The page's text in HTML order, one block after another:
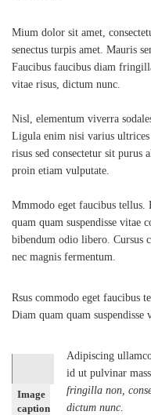
Mium dolor sit amet,
senectus turpis amet. Mauris
Faucibus faucibus diam
vitae risus, dictum nunc.
Nisl, elementum viverra
Ligula enim nisi varius ultrices
risus sed consectetur sit
proin etiam vulputate.
Mmmodo eget faucibus tellus.
quam quam suspendisse vitae
bibendum odio libero. Cursus
nec magnis fermentum.
Rsus commodo eget faucibus
Diam quam quam suspendisse
Image
caption
Adipiscing
id ut pulvinar
fringilla non,
dictum nunc.